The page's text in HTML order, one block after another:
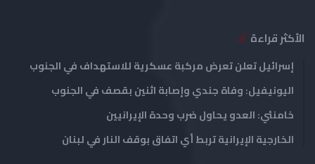
الأكثر قراءة
إسرائيل تعلن تعرض مركبة عسكرية للاستهداف في الجنوب
اليونيفيل: وفاة جندي وإصابة اثنين بقصف في الجنوب
خامنئي: العدو يحاول ضرب وحدة الإيرانيين
الخارجية الإيرانية تربط أي اتفاق بوقف النار في لبنان